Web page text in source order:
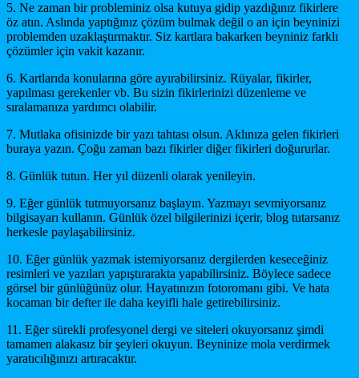
5. Ne zaman bir probleminiz olsa kutuya gidip yazdığınız fikirlere
öz atın. Aslında yaptığınız çözüm bulmak değil o an için beyninizi
problemden uzaklaştırmaktır. Siz kartlara bakarken beyniniz farklı
çözümler için vakit kazanır.
6. Kartlarıda konularına göre ayırabilirsiniz. Rüyalar, fikirler,
yapılması gerekenler vb. Bu sizin fikirlerinizi düzenleme ve
sıralamanıza yardımcı olabilir.
7. Mutlaka ofisinizde bir yazı tahtası olsun. Aklınıza gelen fikirleri
buraya yazın. Çoğu zaman bazı fikirler diğer fikirleri doğururlar.
8. Günlük tutun. Her yıl düzenli olarak yenileyin.
9. Eğer günlük tutmuyorsanız başlayın. Yazmayı sevmiyorsanız
bilgisayarı kullanın. Günlük özel bilgilerinizi içerir, blog tutarsanız
herkesle paylaşabilirsiniz.
10. Eğer günlük yazmak istemiyorsanız dergilerden keseceğiniz
resimleri ve yazıları yapıştırarakta yapabilirsiniz. Böylece sadece
görsel bir günlüğünüz olur. Hayatınızın fotoromanı gibi. Ve hata
kocaman bir defter ile daha keyifli hale getirebilirsiniz.
11. Eğer sürekli profesyonel dergi ve siteleri okuyorsanız şimdi
tamamen alakasız bir şeyleri okuyun. Beyninize mola verdirmek
yaratıcılığınızı artıracaktır.